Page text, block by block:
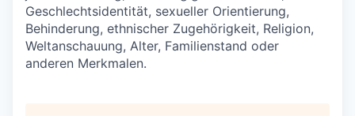
Geschlechtsidentität, sexueller Orientierung,
Behinderung, ethnischer Zugehörigkeit, Religion,
Weltanschauung, Alter, Familienstand oder
anderen Merkmalen.